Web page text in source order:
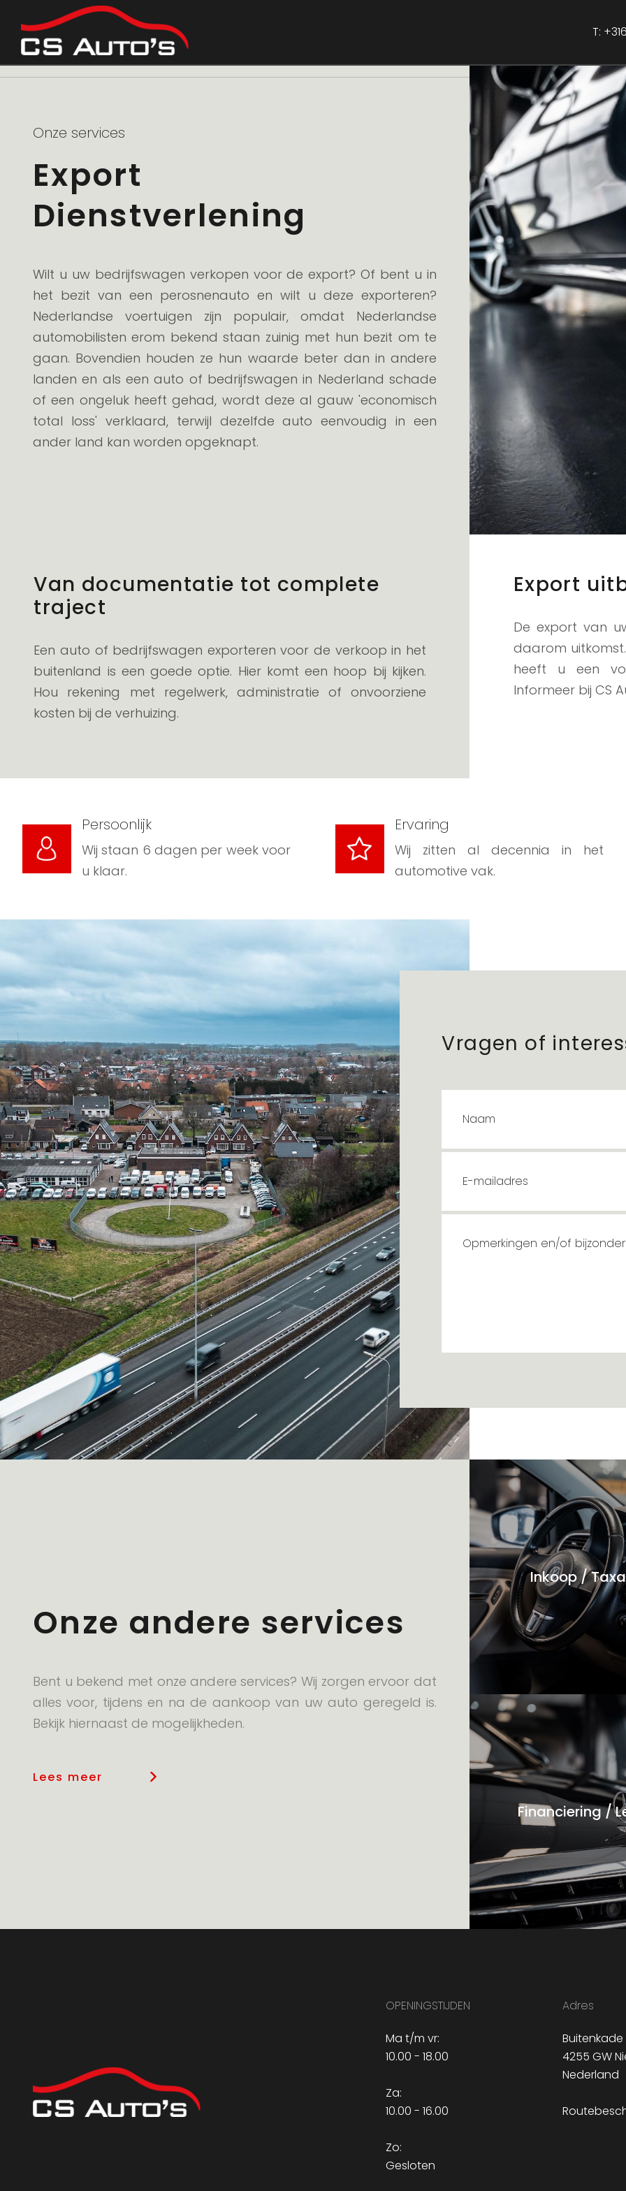
T:
Terug naar overzicht
Onze services
Export
Dienstverlening
Wilt u uw bedrijfswagen verkopen voor de export? Of bent u in
het bezit van een perosnenauto en wilt u deze exporteren?
Nederlandse voertuigen zijn populair, omdat Nederlandse
automobilisten erom bekend staan zuinig met hun bezit om te
gaan. Bovendien houden ze hun waarde beter dan in andere
landen en als een auto of bedrijfswagen in Nederland schade
of een ongeluk heeft gehad, wordt deze al gauw 'economisch
total loss' verklaard, terwijl dezelfde auto eenvoudig in een
ander land kan worden opgeknapt.
Van documentatie tot complete
traject
Een auto of bedrijfswagen exporteren voor de verkoop in het
buitenland is een goede optie. Hier komt een hoop bij kijken.
Hou rekening met regelwerk, administratie of onvoorziene
kosten bij de verhuizing.
Export
De export van
daarom
heeft u een
Informeer bij CS
Persoonlijk
Wij staan 6 dagen per week voor
u klaar.
Ervaring
Wij zitten al decennia in het
automotive vak.
Vragen of
Inkoop /
Financiering /
Onze andere services
Bent u bekend met onze andere services? Wij zorgen ervoor dat
alles voor, tijdens en na de aankoop van uw auto geregeld is.
Bekijk hiernaast de mogelijkheden.
Lees meer
OPENINGSTIJDEN
Ma t/m vr:
10.00 - 18.00
Za:
10.00 - 16.00
Zo:
Gesloten
Adres
Buitenkade
4255 GW
Nederland